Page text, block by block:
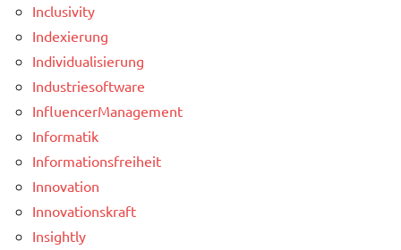
Inclusivity
Indexierung
Individualisierung
Industriesoftware
InfluencerManagement
Informatik
Informationsfreiheit
Innovation
Innovationskraft
Insightly